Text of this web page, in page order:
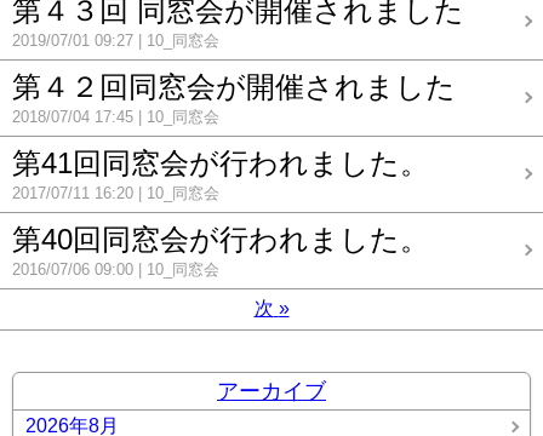
第４３回 同窓会が開催されました
2019/07/01 09:27 10_同窓会
第４２回同窓会が開催されました
2018/07/04 17:45 10_同窓会
第41回同窓会が行われました。
2017/07/11 16:20 10_同窓会
第40回同窓会が行われました。
2016/07/06 09:00 10_同窓会
次 »
アーカイブ
2026年8月